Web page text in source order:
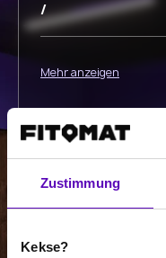
Zustimmung
Kekse?
/
Mehr anzeigen